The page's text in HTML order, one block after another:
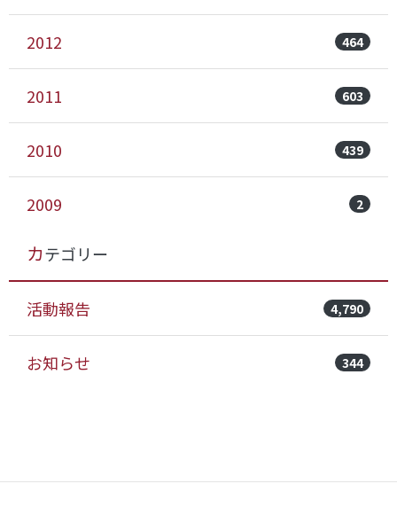
2012 464
2011 603
2010 439
2009 2
カテゴリー
活動報告 4,790
お知らせ 344